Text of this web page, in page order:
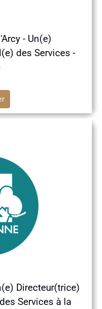
- Un(e)
des Services -
Directeur(trice)
Services à la